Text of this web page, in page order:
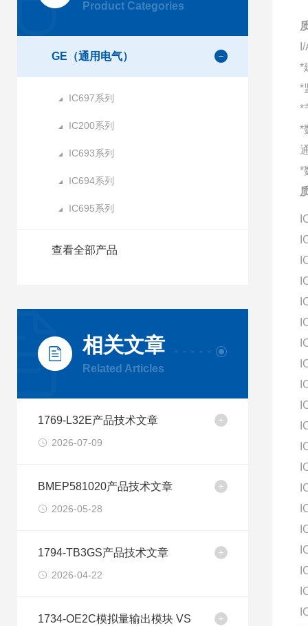
Product Categories
GE（通用电气）
IC697系列
IC200系列
IC693系列
IC694系列
IC695系列
查看全部产品
相关文章
Related Articles
1769-L32E产品技术文章
2026-07-09
BMEP581020产品技术文章
2026-05-28
1794-TB3GS产品技术文章
2026-04-22
1734-OE2C模拟量输出模块 VS
*
*
*
*
*